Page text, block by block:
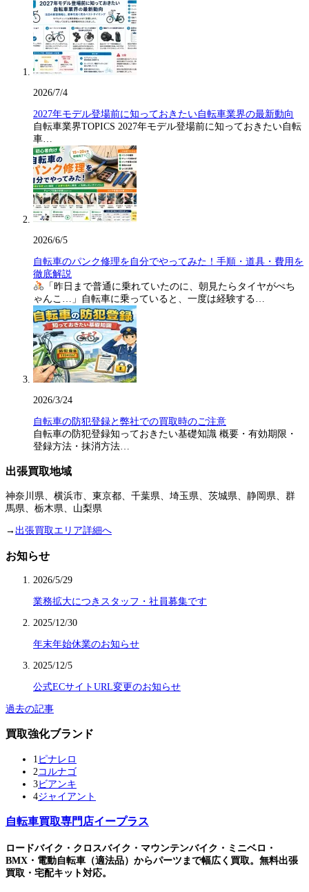
2026/7/4
2027年モデル登場前に知っておきたい自転車業界の最新動向
自転車業界TOPICS 2027年モデル登場前に知っておきたい自転
車…
2026/6/5
自転車のパンク修理を自分でやってみた！手順・道具・費用を
徹底解説
「昨日まで普通に乗れていたのに、朝見たらタイヤがぺち
ゃんこ…」自転車に乗っていると、一度は経験する…
2026/3/24
自転車の防犯登録と弊社での買取時のご注意
自転車の防犯登録知っておきたい基礎知識 概要・有効期限・
登録方法・抹消方法…
出張買取地域
神奈川県、横浜市、東京都、千葉県、埼玉県、茨城県、静岡県、群
馬県、栃木県、山梨県
→ 出張買取エリア詳細へ
お知らせ
2026/5/29
業務拡大につきスタッフ・社員募集です
2025/12/30
年末年始休業のお知らせ
2025/12/5
公式ECサイトURL変更のお知らせ
過去の記事
買取強化ブランド
1 ピナレロ
2 コルナゴ
3ビアンキ
4ジャイアント
自転車買取専門店イープラス
ロードバイク・クロスバイク・マウンテンバイク・ミニベロ・
BMX・電動自転車（適法品）からパーツまで幅広く買取。無料出張
買取・宅配キット対応。